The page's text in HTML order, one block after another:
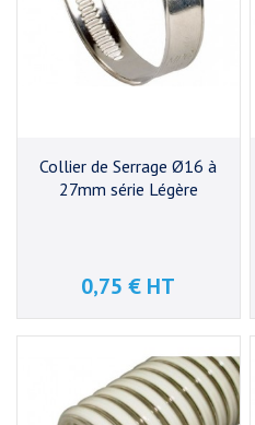
Collier de Serrage Ø16 à
27mm série Légère
Prix
0,75 € HT